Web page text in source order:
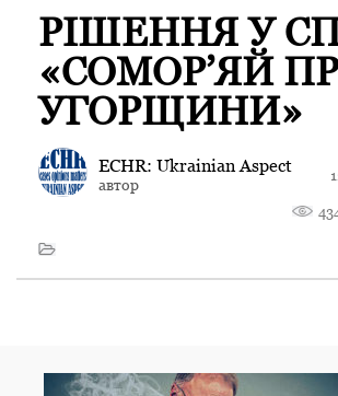
РІШЕННЯ У
«СОМОР’ЯЙ
УГОРЩИНИ»
ECHR: Ukrainian Aspect
автор